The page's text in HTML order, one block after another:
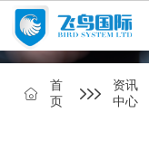
首
页
资讯
中心